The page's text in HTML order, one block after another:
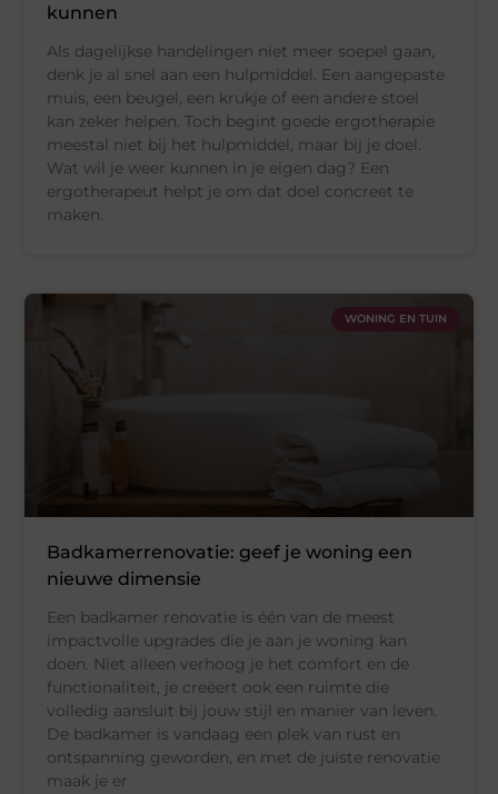
kunnen
Als dagelijkse handelingen niet meer soepel gaan,
denk je al snel aan een hulpmiddel. Een aangepaste
muis, een beugel, een krukje of een andere stoel
kan zeker helpen. Toch begint goede ergotherapie
meestal niet bij het hulpmiddel, maar bij je doel.
Wat wil je weer kunnen in je eigen dag? Een
ergotherapeut helpt je om dat doel concreet te
maken.
WONING EN TUIN
Badkamerrenovatie: geef je woning een
nieuwe dimensie
Een badkamer renovatie is één van de meest
impactvolle upgrades die je aan je woning kan
doen. Niet alleen verhoog je het comfort en de
functionaliteit, je creëert ook een ruimte die
volledig aansluit bij jouw stijl en manier van leven.
De badkamer is vandaag een plek van rust en
ontspanning geworden, en met de juiste renovatie
maak je er